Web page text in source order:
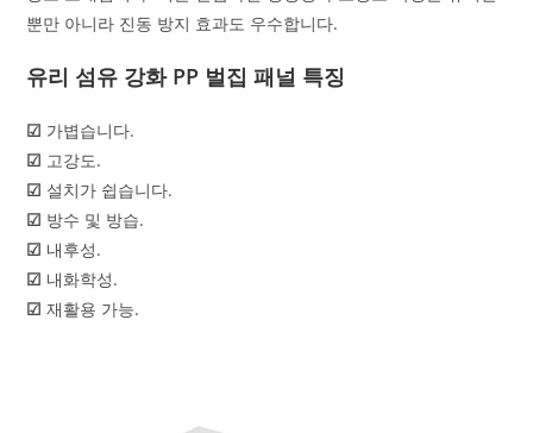
뿐만 아니라 진동 방지 효과도 우수합니다.
유리 섬유 강화 PP 벌집 패널 특징
☑ 가볍습니다.
☑ 고강도.
☑ 설치가 쉽습니다.
☑ 방수 및 방습.
☑ 내후성.
☑ 내화학성.
☑ 재활용 가능.